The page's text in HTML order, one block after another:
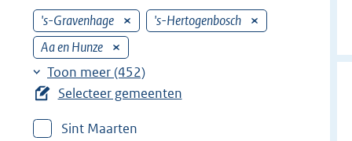
's-Gravenhage
e
r
w
i
j
's-Hertogenbosch
Aa en Hunze
e
r
i
Toon meer (452)
Selecteer gemeenten
Sint Maarten